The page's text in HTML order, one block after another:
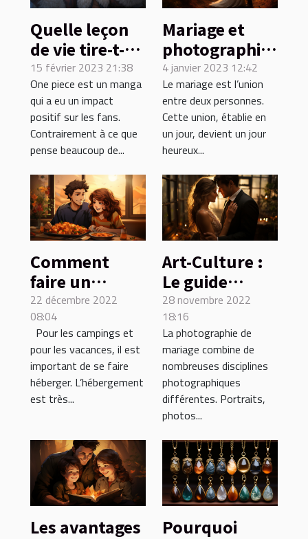
Quelle leçon
de vie tire-t-on
de l'ouvrage
one piece ?
15 février 2023 21:38
One piece est un manga
qui a eu un impact
positif sur les fans.
Contrairement à ce que
pense beaucoup de...
Mariage et
photographie
: que faut-il
savoir ?
4 janvier 2023 12:42
Le mariage est l’union
entre deux personnes.
Cette union, établie en
un jour, devient un jour
heureux...
Comment
faire un
hébergement
avec sa petite
famille
22 décembre 2022
08:04
Pour les campings et
pour les vacances, il est
important de se faire
héberger. L’hébergement
est très...
Art-Culture :
Le guide
ultime de la
photographie
de mariage
28 novembre 2022
18:16
La photographie de
mariage combine de
nombreuses disciplines
photographiques
différentes. Portraits,
photos...
Les avantages
Pourquoi